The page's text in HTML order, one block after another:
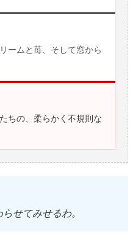
ームと苺、そして窓から
ちの、柔らかく不規則な
せてみせるわ。